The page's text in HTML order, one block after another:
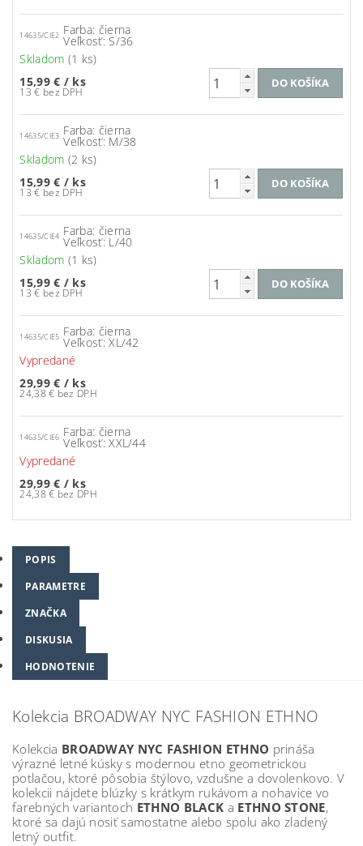
14635/CIE2 Farba: čierna
Veľkosť: S/36
Skladom (1 ks)
15,99 € / ks
13 € bez DPH
14635/CIE3 Farba: čierna
Veľkosť: M/38
Skladom (2 ks)
15,99 € / ks
13 € bez DPH
14635/CIE4 Farba: čierna
Veľkosť: L/40
Skladom (1 ks)
15,99 € / ks
13 € bez DPH
14635/CIE5 Farba: čierna
Veľkosť: XL/42
Vypredané
29,99 € / ks
24,38 € bez DPH
14635/CIE6 Farba: čierna
Veľkosť: XXL/44
Vypredané
29,99 € / ks
24,38 € bez DPH
POPIS
PARAMETRE
ZNAČKA
DISKUSIA
HODNOTENIE
Kolekcia BROADWAY NYC FASHION ETHNO
Kolekcia BROADWAY NYC FASHION ETHNO prináša
výrazné letné kúsky s modernou etno geometrickou
potlačou, ktoré pôsobia štýlovo, vzdušne a dovolenkovo. V
kolekcii nájdete blúzky s krátkym rukávom a nohavice vo
farebných variantoch ETHNO BLACK a ETHNO STONE,
ktoré sa dajú nosiť samostatne alebo spolu ako zladený
letný outfit.